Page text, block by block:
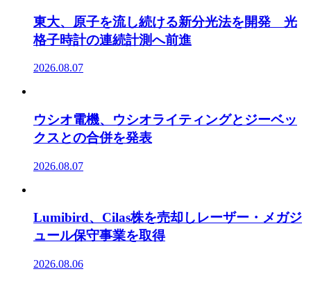
東大、原子を流し続ける新分光法を開発 光
格子時計の連続計測へ前進
2026.08.07
ウシオ電機、ウシオライティングとジーベッ
クスとの合併を発表
2026.08.07
Lumibird、Cilas株を売却しレーザー・メガジ
ュール保守事業を取得
2026.08.06